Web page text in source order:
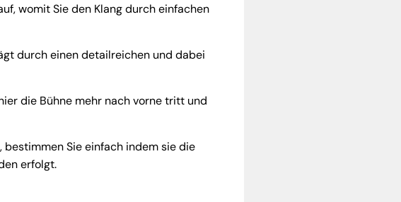
womit Sie den Klang durch einfachen
durch einen detailreichen und dabei
die Bühne mehr nach vorne tritt und
bestimmen Sie einfach indem sie die
erfolgt.